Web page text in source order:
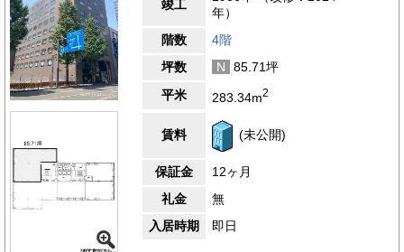
竣工
年）
階数
4階
坪数
N
85.71坪
平米
283.34m2
賃料 (未公開)
保証金
12ヶ月
礼金
無
入居時期
即日